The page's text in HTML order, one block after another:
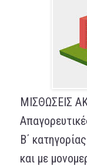
ΜΙΣΘΩΣΕΙΣ
Β΄
και με